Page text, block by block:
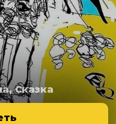
Сказка